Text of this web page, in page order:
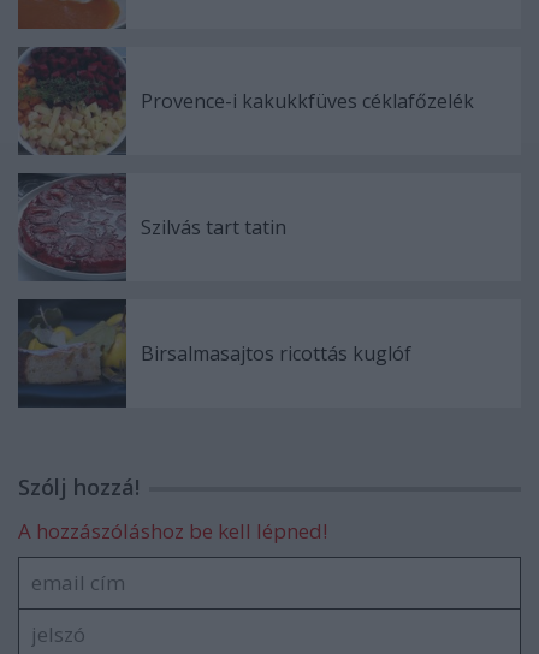
Provence-i kakukkfüves céklafőzelék
Szilvás tart tatin
Birsalmasajtos ricottás kuglóf
Szólj hozzá!
A hozzászóláshoz be kell lépned!